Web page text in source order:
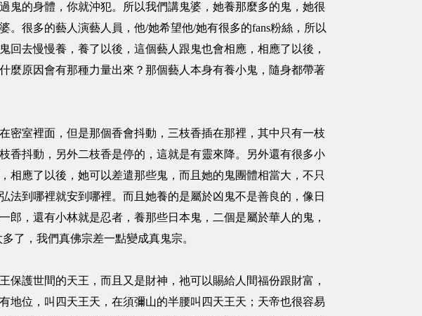
鬼的身體，你就沖犯。所以我們講鬼婆，她養那麼多的鬼，她很
很多的藝人演藝人員，他/她希望他/她有很多的fans粉絲，所以
去慢慢養，養了以後，這個藝人跟鬼也會相應，相應了以後，
麼原因會有那種力量出來？那個藝人本身有養小鬼，隨身都帶著
室裡面，但是那個香會抖動，三枝香插在那裡，其中只有一枝
香抖動，另外二枝香是停的，這就是有靈來降。另外還有很多小
相應了以後，她可以差遣那些鬼，而且她的鬼團體相當大，不只
到哪裡就安到哪裡。而且她養的是屬於凶鬼不是善良的，像日
，還有小林就是忍者，養那些日本鬼，二個是屬於華人的鬼，
了，我們真佛宗差一點變成真鬼宗。
護世間的天王，而且又是財神，祂可以賜給人間福份跟財富，
地位，叫四天王天，在須彌山的半腰叫四天王天；天帝也很容易